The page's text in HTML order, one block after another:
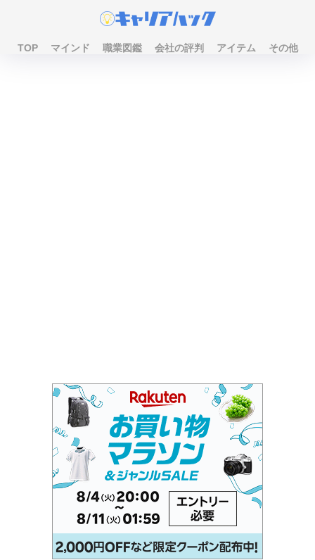
TOP マインド 職業図鑑 会社の評判 アイテム その他